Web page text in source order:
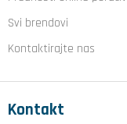
Svi brendovi
Kontaktirajte nas
Kontakt